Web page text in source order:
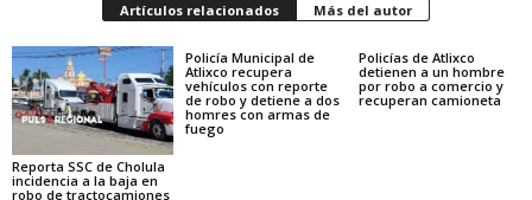
Artículos relacionados Más del autor
Reporta SSC de Cholula
incidencia a la baja en
robo de tractocamiones
Policía Municipal de
Atlixco recupera
vehículos con reporte
de robo y detiene a dos
homres con armas de
fuego
Policías de Atlixco
detienen a un hombre
por robo a comercio y
recuperan camioneta